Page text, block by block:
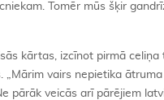
Tomēr mūs šķir
kārtas, izcīnot pirmā
vairs nepietika
pārāk veicās arī pārējiem